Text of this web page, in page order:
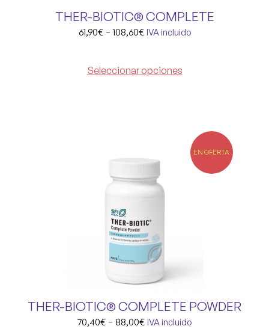
THER-BIOTIC® COMPLETE
61,90€ - 108,60€ IVA incluido
Seleccionar opciones
EN OFERTA
THER-BIOTIC® COMPLETE POWDER
70,40€ - 88,00€ IVA incluido